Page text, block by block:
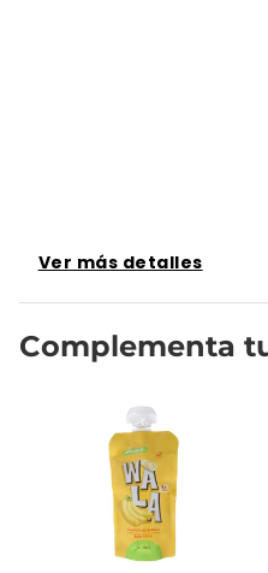
Ver más detalles
Complementa